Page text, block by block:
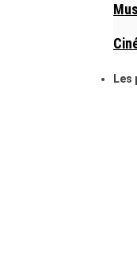
Les